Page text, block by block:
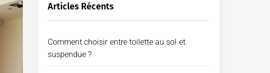
Articles Récents
Comment choisir entre toilette au sol et
suspendue ?